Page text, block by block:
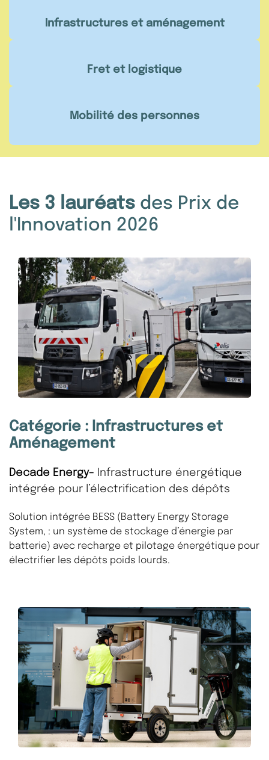
Infrastructures et aménagement
Fret et logistique
Mobilité des personnes
Les 3 lauréats des Prix de
l'Innovation 2026
Catégorie : Infrastructures et
Aménagement
Decade Energy-
Infrastructure énergétique
intégrée pour l’électrification des dépôts
Solution intégrée BESS (Battery Energy Storage
System, : un système de stockage d’énergie par
batterie) avec recharge et pilotage énergétique pour
électrifier les dépôts poids lourds.